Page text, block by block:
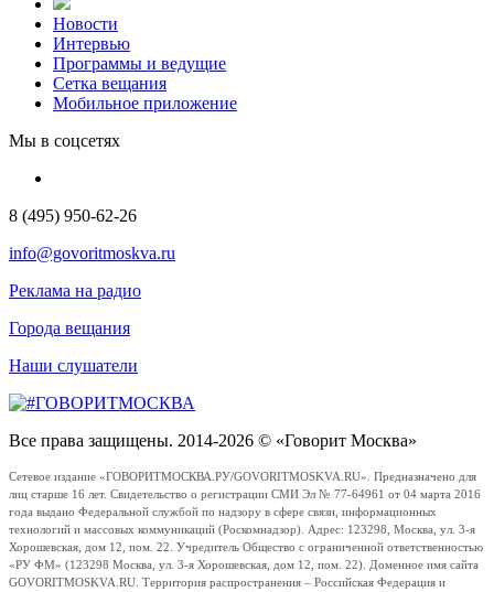
Новости
Интервью
Программы и ведущие
Сетка вещания
Мобильное приложение
Мы в соцсетях
8 (495) 950-62-26
info@govoritmoskva.ru
Реклама на радио
Города вещания
Наши слушатели
Все права защищены. 2014-2026 © «Говорит Москва»
Сетевое издание «ГОВОРИТМОСКВА.РУ/GOVORITMOSKVA.RU». Предназначено для
лиц старше 16 лет. Свидетельство о регистрации СМИ Эл № 77-64961 от 04 марта 2016
года выдано Федеральной службой по надзору в сфере связи, информационных
технологий и массовых коммуникаций (Роскомнадзор). Адрес: 123298, Москва, ул. 3-я
Хорошевская, дом 12, пом. 22. Учредитель Общество с ограниченной ответственностью
«РУ ФМ» (123298 Москва, ул. 3-я Хорошевская, дом 12, пом. 22). Доменное имя сайта
GOVORITMOSKVA.RU. Территория распространения – Российская Федерация и